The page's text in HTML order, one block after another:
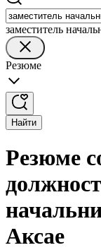
заместитель
Резюме
Найти
Резюме
Аксае